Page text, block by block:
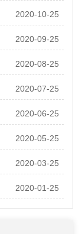
2020-10-25
2020-09-25
2020-08-25
2020-07-25
2020-06-25
2020-05-25
2020-03-25
2020-01-25